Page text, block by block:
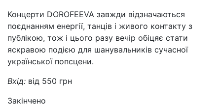
Концерти DOROFEEVA завжди відзначаються
поєднанням енергії, танців і живого контакту з
публікою, тож і цього разу вечір обіцяє стати
яскравою подією для шанувальників сучасної
української попсцени.
Вхід: від 550 грн
Закінчено